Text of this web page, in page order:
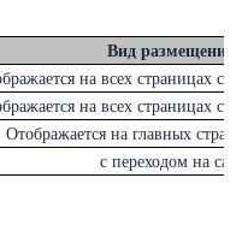
Вид размещения
на всех страницах
на всех страницах
Отображается на главных
с переходом на